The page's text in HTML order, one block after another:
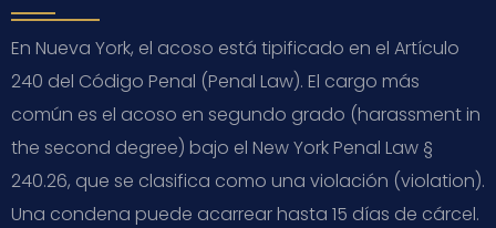
En Nueva York, el acoso está tipificado en el Artículo
240 del Código Penal (Penal Law). El cargo más
común es el acoso en segundo grado (harassment in
the second degree) bajo el New York Penal Law §
240.26, que se clasifica como una violación (violation).
Una condena puede acarrear hasta 15 días de cárcel.